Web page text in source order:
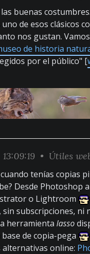
buenas
de esos clásicos
nos gustan.
de historia
por el público" [
13:09:19 • Útiles
tenías copias
Desde Photoshop
o Lightroom
subscripciones, ni
herramienta lasso
de copia-pega
alternativas online: